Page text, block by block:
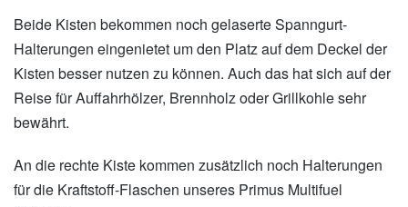
Beide Kisten bekommen noch gelaserte Spanngurt-
Halterungen eingenietet um den Platz auf dem Deckel der
Kisten besser nutzen zu können. Auch das hat sich auf der
Reise für Auffahrhölzer, Brennholz oder Grillkohle sehr
bewährt.
An die rechte Kiste kommen zusätzlich noch Halterungen
für die Kraftstoff-Flaschen unseres Primus Multifuel